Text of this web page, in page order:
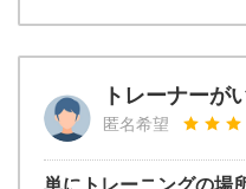
トレーナーが
匿名希望